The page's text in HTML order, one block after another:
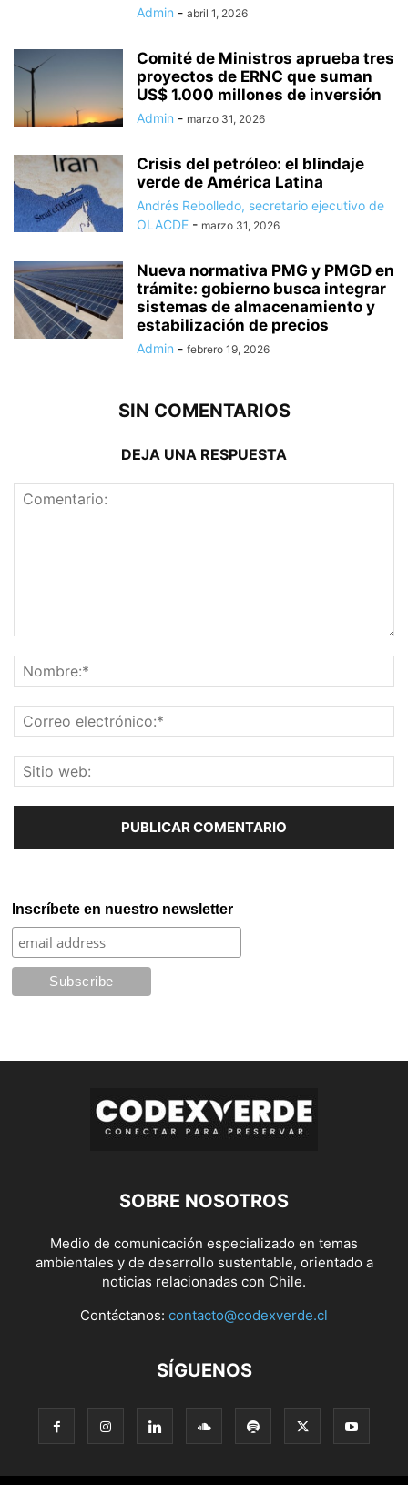
Admin - abril 1, 2026
Comité de Ministros aprueba tres
proyectos de ERNC que suman
US$ 1.000 millones de inversión
Admin - marzo 31, 2026
Crisis del petróleo: el blindaje
verde de América Latina
Andrés Rebolledo, secretario ejecutivo de
OLACDE - marzo 31, 2026
Nueva normativa PMG y PMGD en
trámite: gobierno busca integrar
sistemas de almacenamiento y
estabilización de precios
Admin - febrero 19, 2026
SIN COMENTARIOS
DEJA UNA RESPUESTA
Inscríbete en nuestro newsletter
SOBRE NOSOTROS
Medio de comunicación especializado en temas
ambientales y de desarrollo sustentable, orientado a
noticias relacionadas con Chile.
Contáctanos: contacto@codexverde.cl
SÍGUENOS